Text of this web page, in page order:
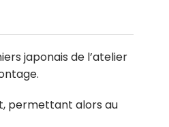
japonais de l’atelier
permettant alors au